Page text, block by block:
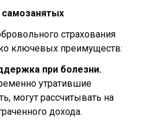
страхования
ключевых преимуществ:
при болезни.
утратившие
могут рассчитывать на
дохода.